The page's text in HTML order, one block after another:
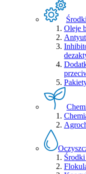
Oleje